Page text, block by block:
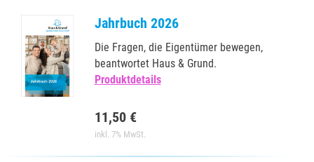
Jahrbuch 2026
Die Fragen, die Eigentümer bewegen,
beantwortet Haus & Grund.
Produktdetails
11,50 €
inkl. 7% MwSt.